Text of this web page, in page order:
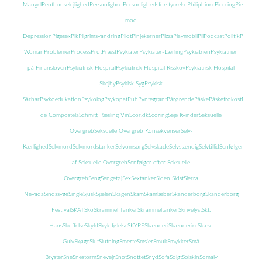
Mangel Penthouselejlighed Personlighed PersonlighedsforstyrrelsePhiliphinerPiercingPiercing
mod
Depression PigesexPikPilgrimsvandringPilotPinjekernerPizza Playmobil PliPodcastPolitik
Woman ProblemerProcessPrutPræstPsykiaterPsykiater-LærlingPsykiatrien Psykiatrien
på Finansloven Psykiatrisk Hospital Psykiatrisk Hospital RisskovPsykiatrisk Hospital
SkejbyPsykisk SygPsykisk
SårbarPsykoedukation PsykologPsykopatPub PyntegrøntPårørendePåskePåskefrokostPædofili
de CompostelaSchmitt Riesling VinScor.dkScoringSeje KvinderSeksuelle
OvergrebSeksuelle Overgreb KonsekvenserSelv-
KærlighedSelvmordSelvmordstankerSelvomsorgSelvskadeSelvstændigSelvtillidSenfølger
af Seksuelle OvergrebSenfølger efter Seksuelle
OvergrebSengSengetøjSexSextankerSiden SidstSierra
NevadaSindssygeSingleSjuskSjælenSkagenSkamSkamlæberSkanderborgSkanderborg
Festival SKATSkoSkrammel TankerSkrammeltankerSkrivelystSkt.
HansSkuffelseSkyld SkyldfølelseSKYPESkænderiSkænderierSkævt
GulvSkøgeSlutSlutningSmerteSms'erSmukSmykkerSmå
BrysterSneSnestormSnevejrSnotSnottetSnyd SofaSolgtSolskinSomaly